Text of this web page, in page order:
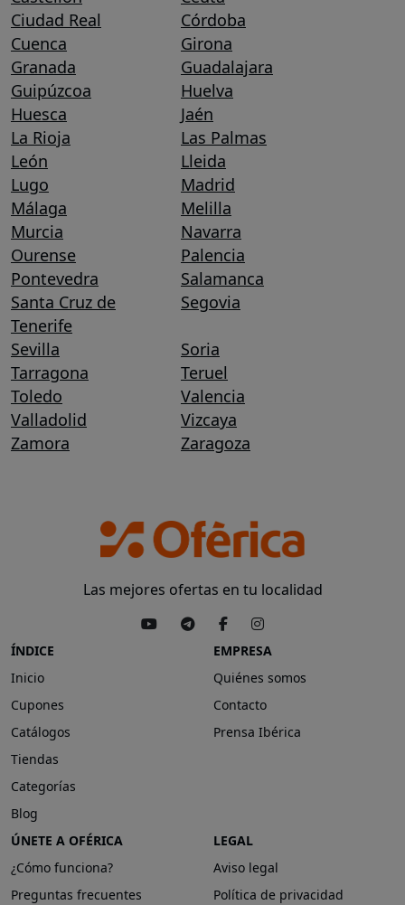
Ciudad Real
Córdoba
Cuenca
Girona
Granada
Guadalajara
Guipúzcoa
Huelva
Huesca
Jaén
La Rioja
Las Palmas
León
Lleida
Lugo
Madrid
Málaga
Melilla
Murcia
Navarra
Ourense
Palencia
Pontevedra
Salamanca
Santa Cruz de
Tenerife
Segovia
Sevilla
Soria
Tarragona
Teruel
Toledo
Valencia
Valladolid
Vizcaya
Zamora
Zaragoza
Las mejores ofertas en tu localidad
ÍNDICE
Inicio
Cupones
Catálogos
Tiendas
Categorías
Blog
EMPRESA
Quiénes somos
Contacto
Prensa Ibérica
ÚNETE A OFÉRICA
¿Cómo funciona?
Preguntas frecuentes
LEGAL
Aviso legal
Política de privacidad